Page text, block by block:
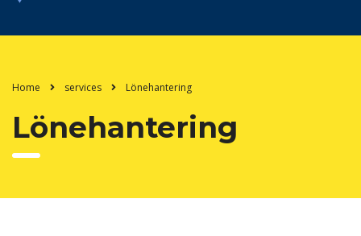
Home services Lönehantering
Lönehantering